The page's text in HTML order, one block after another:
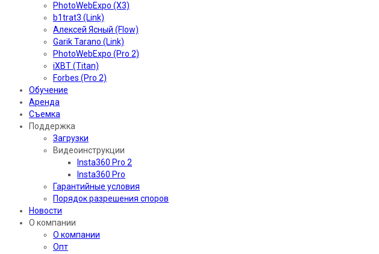
PhotoWebExpo (X3)
b1trat3 (Link)
Алексей Ясный (Flow)
Garik Tarano (Link)
PhotoWebExpo (Pro 2)
iXBT (Titan)
Forbes (Pro 2)
Обучение
Аренда
Съемка
Поддержка
Загрузки
Видеоинструкции
Insta360 Pro 2
Insta360 Pro
Гарантийные условия
Порядок разрешения споров
Новости
О компании
О компании
Опт